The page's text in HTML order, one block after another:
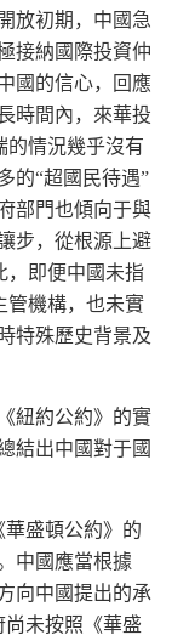
放初期，中國急
接納國際投資仲
國的信心，回應
時間內，來華投
的情況幾乎沒有
的“超國民待遇”
部門也傾向于與
步，從根源上避
，即便中國未指
管機構，也未實
特殊歷史背景及
紐約公約》的實
結出中國對于國
華盛頓公約》的
中國應當根據
向中國提出的承
尚未按照《華盛